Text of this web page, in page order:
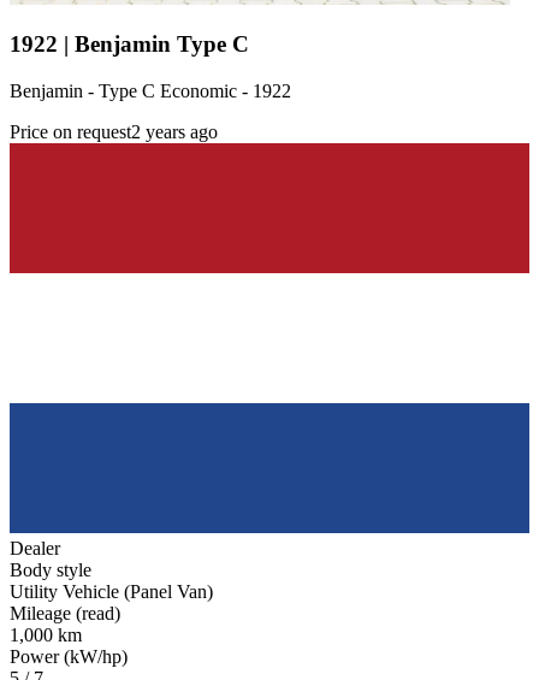
1922 | Benjamin Type C
Benjamin - Type C Economic - 1922
Price on request2 years ago
Dealer
Body style
Utility Vehicle (Panel Van)
Mileage (read)
1,000 km
Power (kW/hp)